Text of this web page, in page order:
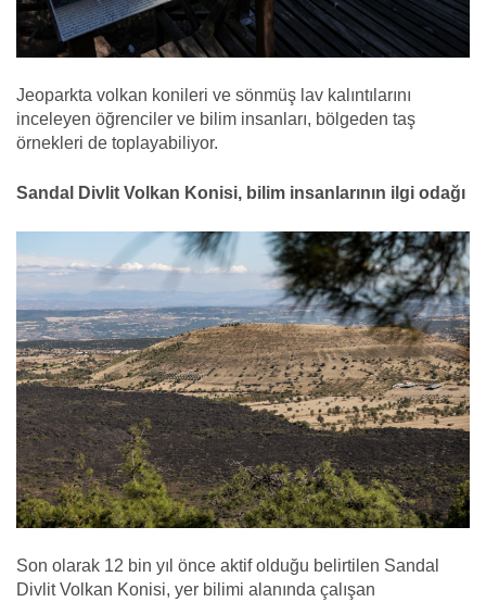
Jeoparkta volkan konileri ve sönmüş lav kalıntılarını
inceleyen öğrenciler ve bilim insanları, bölgeden taş
örnekleri de toplayabiliyor.
Sandal Divlit Volkan Konisi, bilim insanlarının ilgi odağı
Son olarak 12 bin yıl önce aktif olduğu belirtilen Sandal
Divlit Volkan Konisi, yer bilimi alanında çalışan